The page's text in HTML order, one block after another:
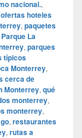
nacional.,
ofertas hoteles
, paquetes
Parque La
, parques
típicos
Monterrey,
cerca de
Monterrey, qué
monterrey,
monterrey,
, restaurantes
, rutas a